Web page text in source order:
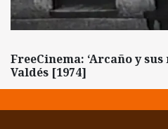
FreeCinema: ‘Arcaño y
Valdés [1974]